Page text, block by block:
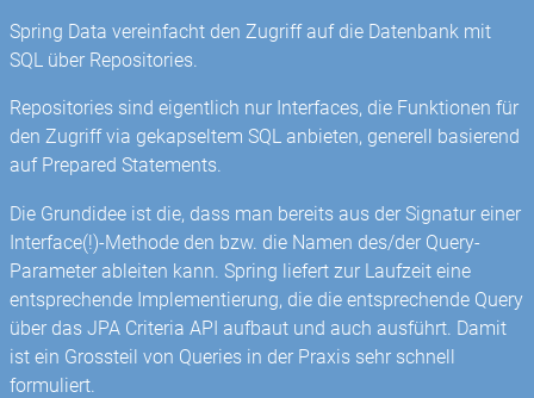
Spring Data vereinfacht den Zugriff auf die Datenbank mit
SQL über Repositories.
Repositories sind eigentlich nur Interfaces, die Funktionen für
den Zugriff via gekapseltem SQL anbieten, generell basierend
auf Prepared Statements.
Die Grundidee ist die, dass man bereits aus der Signatur einer
Interface(!)-Methode den bzw. die Namen des/der Query-
Parameter ableiten kann. Spring liefert zur Laufzeit eine
entsprechende Implementierung, die die entsprechende Query
über das JPA Criteria API aufbaut und auch ausführt. Damit
ist ein Grossteil von Queries in der Praxis sehr schnell
formuliert.